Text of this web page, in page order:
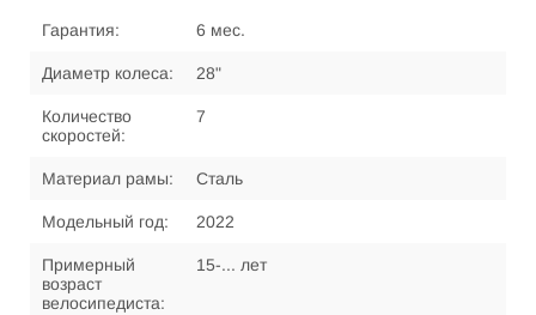
Гарантия: 6 мес.
Диаметр колеса: 28"
Количество
скоростей:
7
Материал рамы: Сталь
Модельный год: 2022
Примерный
возраст
велосипедиста:
15-... лет